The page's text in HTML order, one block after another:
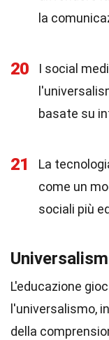
la
20
I social
basate su
21
La
come un
sociali più
L'educazione
l'universalismo,
della